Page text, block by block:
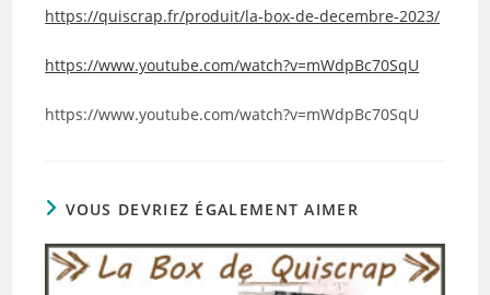
https://quiscrap.fr/produit/la-box-de-decembre-2023/
https://www.youtube.com/watch?v=mWdpBc70SqU
https://www.youtube.com/watch?v=mWdpBc70SqU
VOUS DEVRIEZ ÉGALEMENT AIMER